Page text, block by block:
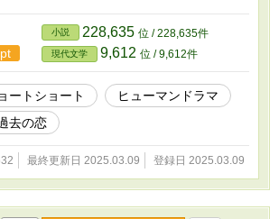
小説 228,635 位 / 228,635件
現代文学 9,612 位 / 9,612件
ートショート
ヒューマンドラマ
去の恋
最終更新日 2025.03.09 登録日 2025.03.09